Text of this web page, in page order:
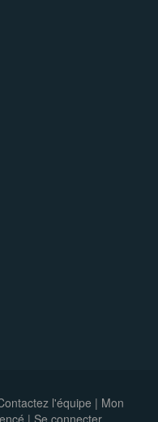
l'équipe | Mon